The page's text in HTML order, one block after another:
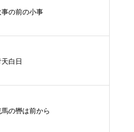
事の前の小事
白日
馬の轡は前から